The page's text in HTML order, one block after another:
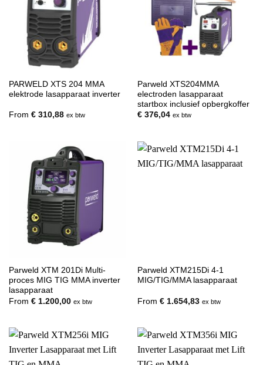
PARWELD XTS 204 MMA
elektrode lasapparaat inverter
From €310,88 ex btw
Parweld XTS204MMA
electroden lasapparaat
startbox inclusief opbergkoffer
€376,04 ex btw
Parweld XTM 201Di Multi-
proces MIG TIG MMA inverter
lasapparaat
From €1.200,00 ex btw
Parweld XTM215Di 4-1
MIG/TIG/MMA lasapparaat
From €1.654,83 ex btw